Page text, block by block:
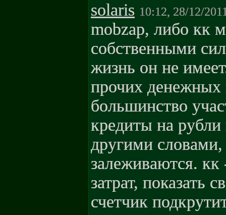
solaris 10:12, 28/12/
mobzap, либо кк
собственными
жизнь он не
прочих денежных
большинство
кредиты на
другими
залеживаются.
затрат, показать
счетчик